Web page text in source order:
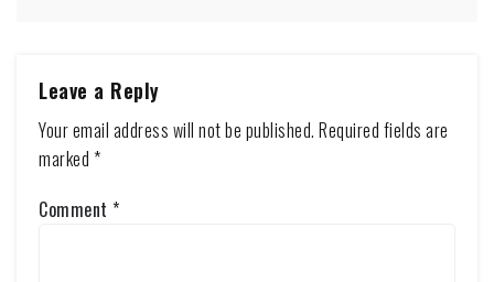
Leave a Reply
Your email address will not be published. Required fields are
marked *
Comment *